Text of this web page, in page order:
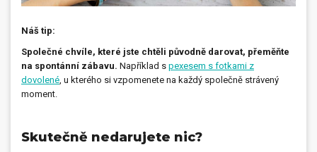
Náš tip:
Společné chvíle, které jste chtěli původně darovat, přeměňte
na spontánní zábavu. Například s pexesem s fotkami z
dovolené, u kterého si vzpomenete na každý společně strávený
moment.
Skutečně nedarujete nic?